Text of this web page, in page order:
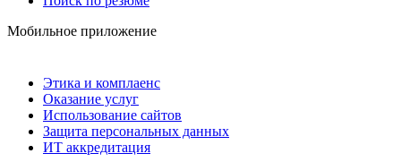
Мобильное приложение
Этика и комплаенс
Оказание услуг
Использование сайтов
Защита персональных данных
ИТ аккредитация